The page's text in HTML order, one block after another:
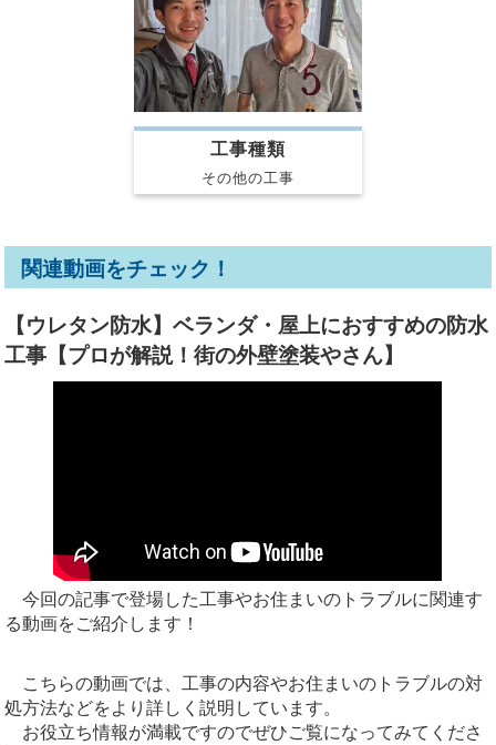
工事種類
その他の工事
関連動画をチェック！
【ウレタン防水】ベランダ・屋上におすすめの防水
工事【プロが解説！街の外壁塗装やさん】
今回の記事で登場した工事やお住まいのトラブルに関連す
る動画をご紹介します！
こちらの動画では、工事の内容やお住まいのトラブルの対
処方法などをより詳しく説明しています。
お役立ち情報が満載ですのでぜひご覧になってみてくださ